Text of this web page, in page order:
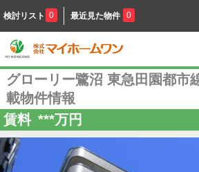
検討リスト 0 最近見た物件 0
グローリー鷺沼 東急田園都市
載物件情報
賃料 ***万円